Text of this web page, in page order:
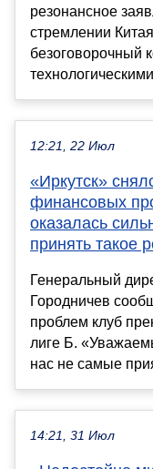
резонансное
стремлении
безоговорочный
12:21, 22 Июл
«Иркутск»
финансовых
оказалась
принять такое
Генеральный
Городничев
проблем клуб
лиге Б.
нас не самые
14:21, 31 Июл